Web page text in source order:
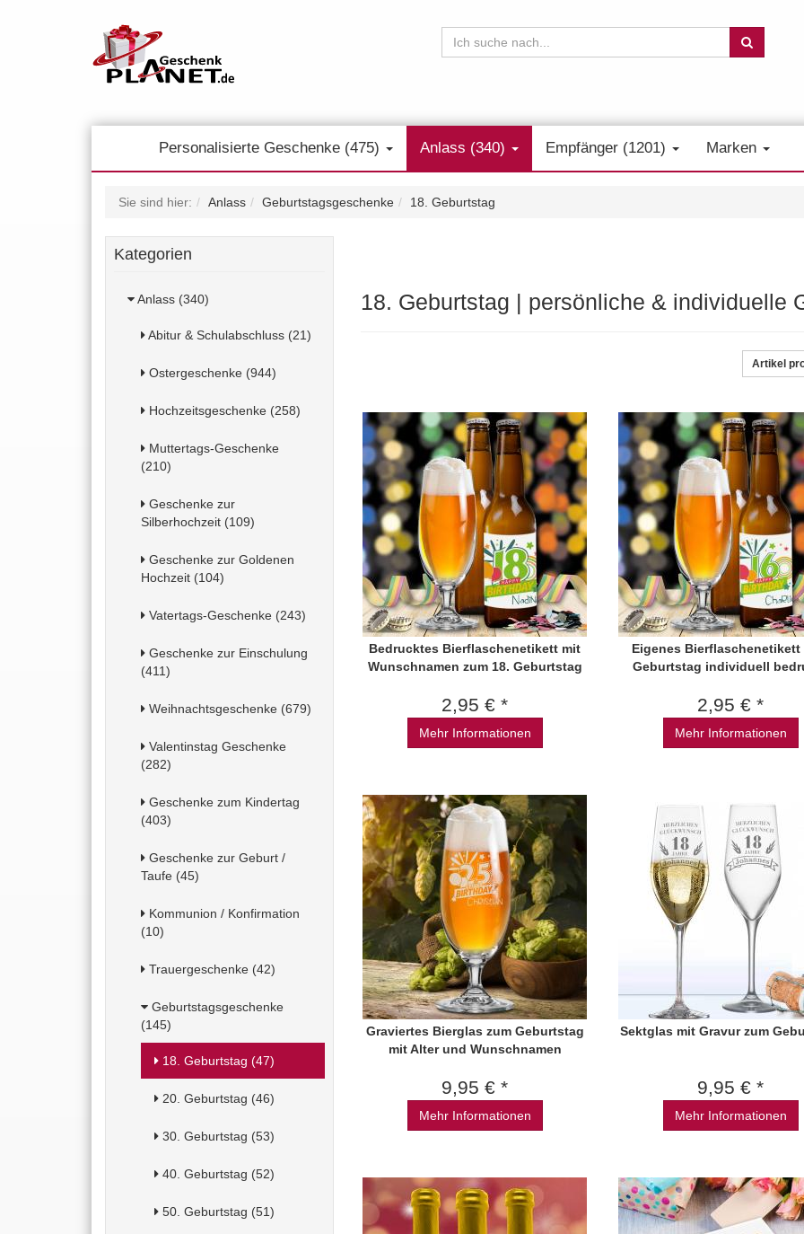
Personalisierte Geschenke (475) Anlass (340) Empfänger (1201) Marken
Sie sind hier: Anlass Geburtstagsgeschenke 18. Geburtstag
Kategorien
Anlass (340)
Abitur & Schulabschluss (21)
Ostergeschenke (944)
Hochzeitsgeschenke (258)
Muttertags-Geschenke
(210)
Geschenke zur
Silberhochzeit (109)
Geschenke zur Goldenen
Hochzeit (104)
Vatertags-Geschenke (243)
Geschenke zur Einschulung
(411)
Weihnachtsgeschenke (679)
Valentinstag Geschenke
(282)
Geschenke zum Kindertag
(403)
Geschenke zur Geburt /
Taufe (45)
Kommunion / Konfirmation
(10)
Trauergeschenke (42)
Geburtstagsgeschenke
(145)
18. Geburtstag (47)
20. Geburtstag (46)
30. Geburtstag (53)
40. Geburtstag (52)
50. Geburtstag (51)
18. Geburtstag | persönliche & individuelle
Artikel
Bedrucktes Bierflaschenetikett mit
Wunschnamen zum 18. Geburtstag
2,95 € *
Mehr Informationen
Eigenes Bierflaschenetikett
Geburtstag individuell
2,95 € *
Mehr Informationen
Graviertes Bierglas zum Geburtstag
mit Alter und Wunschnamen
9,95 € *
Mehr Informationen
Sektglas mit Gravur zum
9,95 € *
Mehr Informationen